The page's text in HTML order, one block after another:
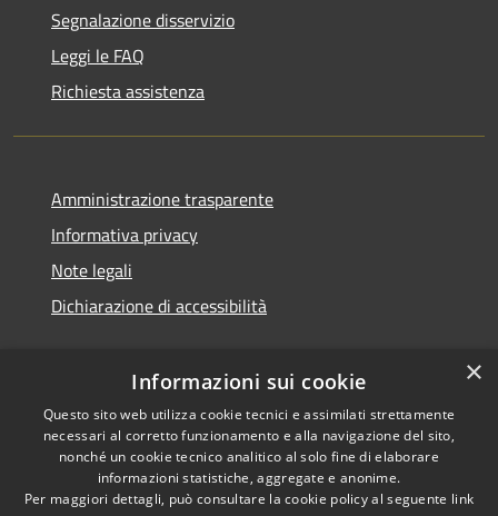
Segnalazione disservizio
Leggi le FAQ
Richiesta assistenza
Amministrazione trasparente
Informativa privacy
Note legali
Dichiarazione di accessibilità
RSS
Copyright © 2026 • Comune di
×
Informazioni sui cookie
Questo sito web utilizza cookie tecnici e assimilati strettamente
necessari al corretto funzionamento e alla navigazione del sito,
nonché un cookie tecnico analitico al solo fine di elaborare
informazioni statistiche, aggregate e anonime.
Per maggiori dettagli, può consultare la cookie policy al seguente link